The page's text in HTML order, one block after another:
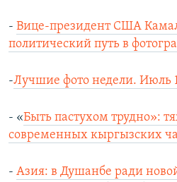
- Вице-президент США
политический путь в
-Лучшие фото недели. Июль
- «Быть пастухом трудно»:
современных кыргызских
- Азия: в Душанбе ради